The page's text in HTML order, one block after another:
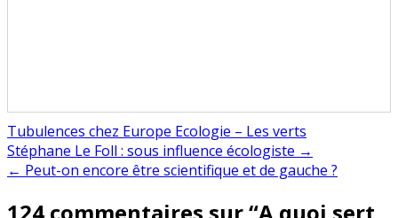
Tubulences chez Europe Ecologie – Les verts
Navigation
de
Stéphane Le Foll : sous influence écologiste →
← Peut-on encore être scientifique et de gauche ?